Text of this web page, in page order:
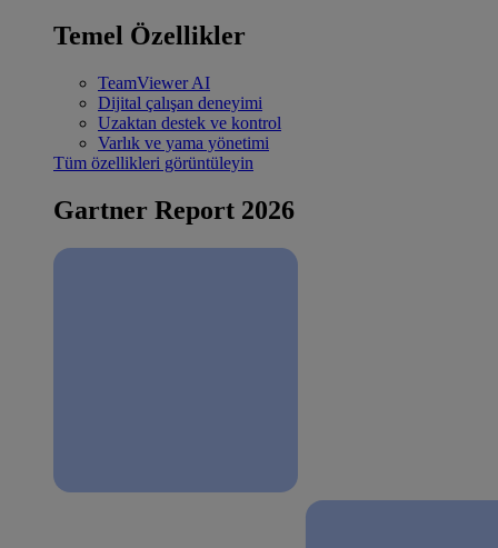
Temel Özellikler
TeamViewer AI
Dijital çalışan deneyimi
Uzaktan destek ve kontrol
Varlık ve yama yönetimi
Tüm özellikleri görüntüleyin
Gartner Report 2026